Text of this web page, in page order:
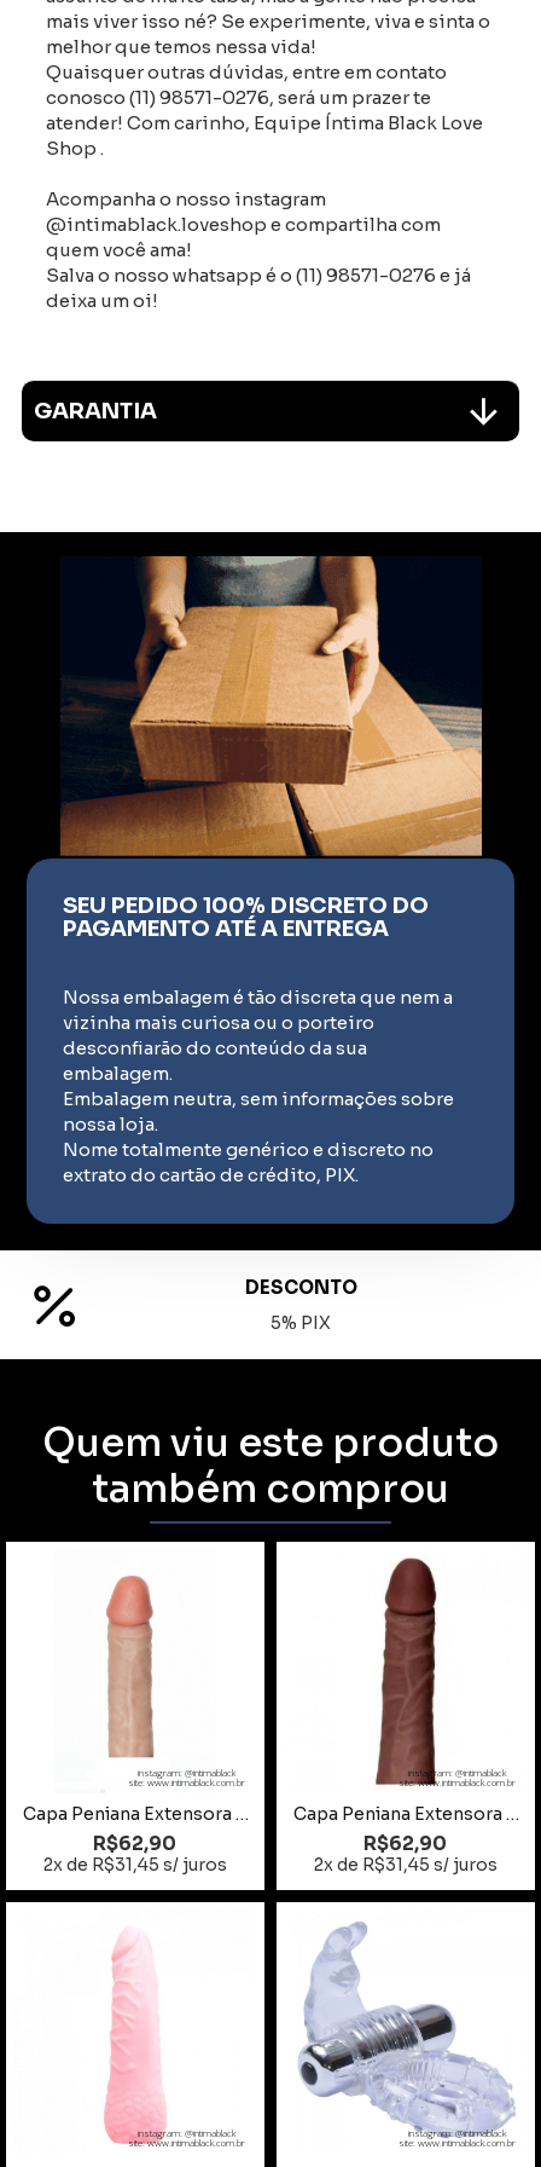
mais viver isso né? Se experimente, viva e sinta o
melhor que temos nessa vida!
Quaisquer outras dúvidas, entre em contato
conosco (11) 98571-0276, será um prazer te
atender! Com carinho, Equipe Íntima Black Love
Shop .
Acompanha o nosso instagram
@intimablack.loveshop e compartilha com
quem você ama!
Salva o nosso whatsapp é o (11) 98571-0276 e já
deixa um oi!
GARANTIA
SEU PEDIDO 100% DISCRETO DO
PAGAMENTO ATÉ A ENTREGA
Nossa embalagem é tão discreta que nem a
vizinha mais curiosa ou o porteiro
desconfiarão do conteúdo da sua
embalagem.
Embalagem neutra, sem informações sobre
nossa loja.
Nome totalmente genérico e discreto no
extrato do cartão de crédito, PIX.
DESCONTO
5% PIX
Quem viu este produto
também comprou
instagram: @intimablack
site: www.intimablack.com.br
Capa Peniana Extensora Clint Realistic Bege 16x4cm
R$62,90
2x de R$31,45 s/ juros
instagram: @intimablack
site: www.intimablack.com.br
Capa Peniana Extensora Clint Realistic Marrom 16x4cm
R$62,90
2x de R$31,45 s/ juros
instagram: @intimablack
site: www.intimablack.com.br
instagram: @intimablack
site: www.intimablack.com.br